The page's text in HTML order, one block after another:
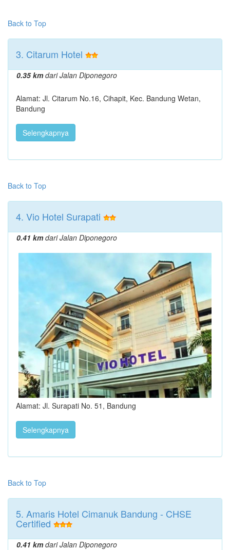
Back to Top
3. Citarum Hotel
0.35 kmdari Jalan Diponegoro
Alamat: Jl. Citarum No.16, Cihapit, Kec. Bandung Wetan,
Bandung
Selengkapnya
Back to Top
4. Vio Hotel Surapati
0.41 kmdari Jalan Diponegoro
Alamat: Jl. Surapati No. 51, Bandung
Selengkapnya
Back to Top
5. Amaris Hotel Cimanuk Bandung - CHSE
Certified
0.41 kmdari Jalan Diponegoro